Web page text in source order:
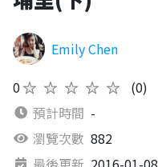
Emily Chen
0★★★★★
(0)
預計時間 -
瀏覽次數 882